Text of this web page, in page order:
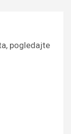
pogledajte